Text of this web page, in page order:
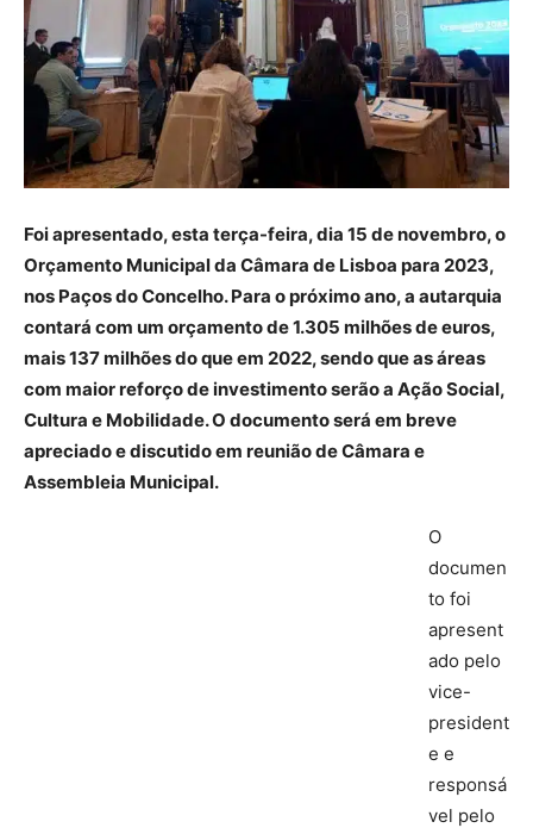
Foi apresentado, esta terça-feira, dia 15 de novembro, o
Orçamento Municipal da Câmara de Lisboa para 2023,
nos Paços do Concelho. Para o próximo ano, a autarquia
contará com um orçamento de 1.305 milhões de euros,
mais 137 milhões do que em 2022, sendo que as áreas
com maior reforço de investimento serão a Ação Social,
Cultura e Mobilidade. O documento será em breve
apreciado e discutido em reunião de Câmara e
Assembleia Municipal.
O
documen
to foi
apresent
ado pelo
vice-
president
e e
responsá
vel pelo